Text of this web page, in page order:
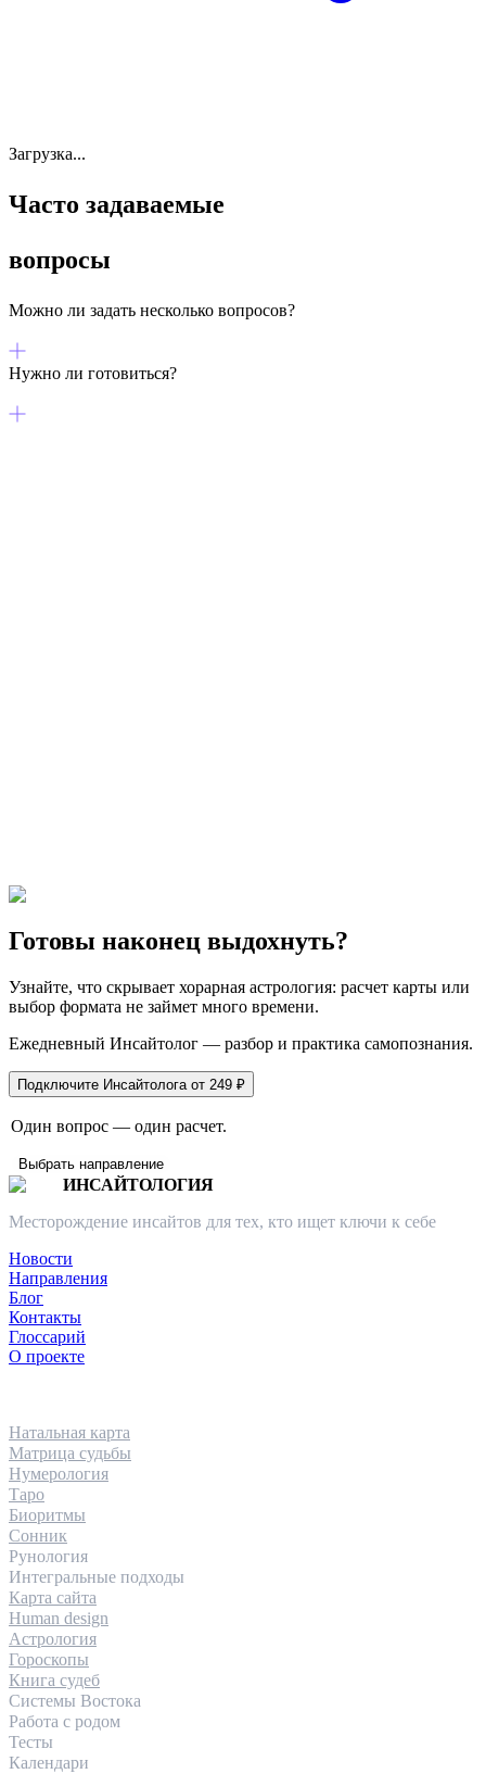
Загрузка...
Часто задаваемые
вопросы
Можно ли задать несколько вопросов?
Нужно ли готовиться?
Готовы наконец выдохнуть?
Узнайте, что скрывает хорарная астрология: расчет карты или
выбор формата не займет много времени.
Ежедневный Инсайтолог — разбор и практика самопознания.
Подключите Инсайтолога от 249 ₽
Один вопрос — один расчет.
Выбрать направление
ИНСАЙТОЛОГИЯ
Месторождение инсайтов для тех, кто ищет ключи к себе
Новости
Направления
Блог
Контакты
Глоссарий
О проекте
Натальная карта
Матрица судьбы
Нумерология
Таро
Биоритмы
Сонник
Рунология
Интегральные подходы
Карта сайта
Human design
Астрология
Гороскопы
Книга судеб
Системы Востока
Работа с родом
Тесты
Календари